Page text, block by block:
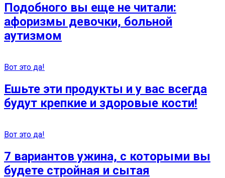
Подобного вы еще не читали:
афоризмы девочки, больной
аутизмом
Вот это да!
Ешьте эти продукты и у вас всегда
будут крепкие и здоровые кости!
Вот это да!
7 вариантов ужина, с которыми вы
будете стройная и сытая